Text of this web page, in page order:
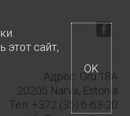
Адрес: Oru 18A
20205 Narva, Estonia
Тел: +372 (35) 6-63-20
этот сайт,
OK